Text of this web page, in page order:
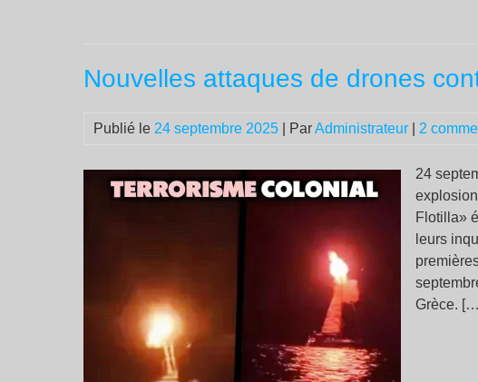
Nouvelles attaques de drones
Publié le 24 septembre 2025 | ParAdministrateur 2
24
Flotilla»
leurs
Grèce.